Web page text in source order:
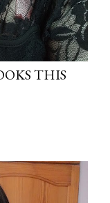
THIS